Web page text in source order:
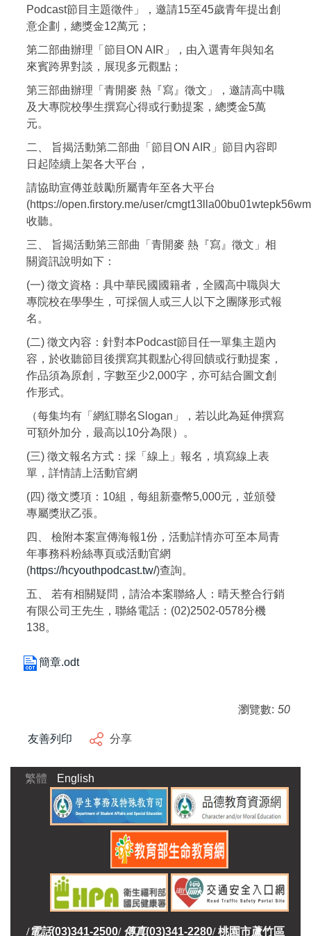
Podcast節目主題徵件」，邀請15至45歲青年提出創
意企劃，總獎金12萬元；
第二部曲辦理「節目ON AIR」，由入選青年與知名
來賓跨界對談，展現多元觀點；
第三部曲辦理「青開麥 熱『寫』徵文」，邀請高中職
及大專院校學生撰寫心得或行動提案，總獎金5萬
元。
二、 旨揭活動第二部曲「節目ON AIR」節目內容即
日起陸續上架各大平台，
請協助宣傳並鼓勵所屬青年至各大平台
(https://open.firstory.me/user/
收聽。
三、 旨揭活動第三部曲「青開麥 熱『寫』徵文」相
關資訊說明如下：
(一) 徵文資格：具中華民國國籍者，全國高中職與大
專院校在學學生，可採個人或三人以下之團隊形式報
名。
(二) 徵文內容：針對本Podcast節目任一單集主題內
容，於收聽節目後撰寫其觀點心得回饋或行動提案，
作品須為原創，字數至少2,000字，亦可結合圖文創
作形式。
（每集均有「網紅聯名Slogan」，若以此為延伸撰寫
可額外加分，最高以10分為限）。
(三) 徵文報名方式：採「線上」報名，填寫線上表
單，詳情請上活動官網
(四) 徵文獎項：10組，每組新臺幣5,000元，並頒發
專屬獎狀乙張。
四、 檢附本案宣傳海報1份，活動詳情亦可至本局青
年事務科粉絲專頁或活動官網
(https://hcyouthpodcast.tw/)查詢。
五、 若有相關疑問，請洽本案聯絡人：晴天整合行銷
有限公司王先生，聯絡電話：(02)2502-0578分機
138。
簡章.odt
瀏覽數: 50
友善列印 分享
繁體 English
/電話(03)341-2500/ 傳真(03)341-2280/ 桃園市蘆竹區